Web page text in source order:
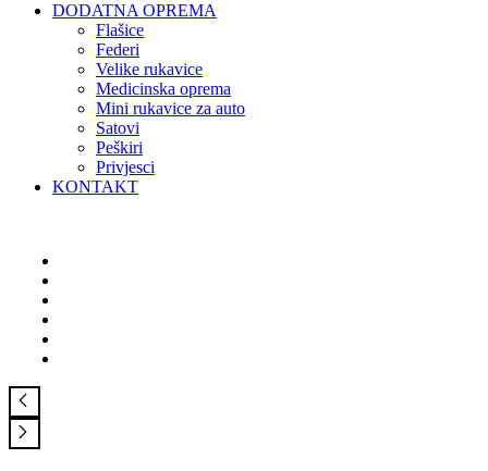
DODATNA OPREMA
Flašice
Federi
Velike rukavice
Medicinska oprema
Mini rukavice za auto
Satovi
Peškiri
Privjesci
KONTAKT